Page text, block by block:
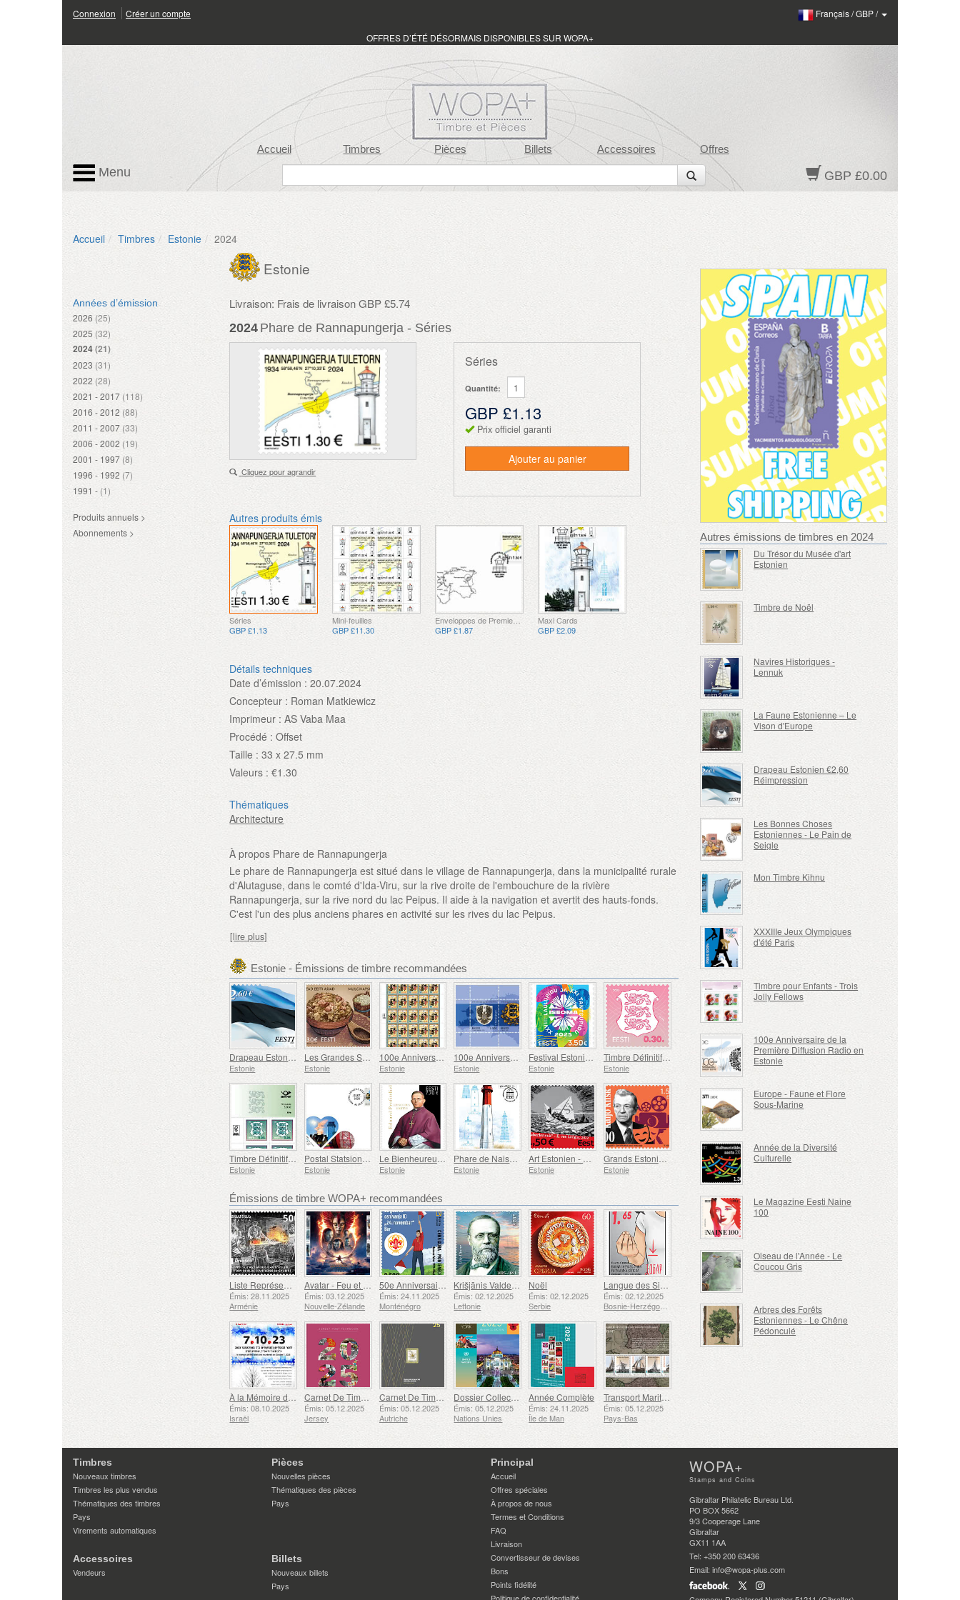
Connexion Créer un compte Français/GBP/
OFFRES D’ÉTÉ DÉSORMAIS DISPONIBLES SUR WOPA+
Accueil Timbres Pièces Billets Accessoires Offres
GBP £0.00
Menu
Accueil Timbres Estonie 2024
Années d’émission
2026 (25)
2025 (32)
2024(21)
2023 (31)
2022 (28)
2021 - 2017 (118)
2016 - 2012 (88)
2011 - 2007 (33)
2006 - 2002 (19)
2001 - 1997 (8)
1996 - 1992 (7)
1991 - (1)
Produits annuels >
Abonnements >
Estonie
Livraison: Frais de livraison GBP £5.74
2024 Phare de Rannapungerja - Séries
Cliquez pour agrandir
Séries
Quantité:
GBP £1.13
Prix officiel garanti
Ajouter au panier
Autres produits émis
Séries
GBP £1.13
Mini-feuilles
GBP £11.30
GBP £1.87
Maxi Cards
GBP £2.09
Détails techniques
Date d’émission : 20.07.2024
Concepteur : Roman Matkiewicz
Imprimeur : AS Vaba Maa
Procédé : Offset
Taille : 33 x 27.5 mm
Valeurs : €1.30
Thématiques
Architecture
À propos Phare de Rannapungerja
Le phare de Rannapungerja est situé dans le village de Rannapungerja, dans la municipalité rurale
d'Alutaguse, dans le comté d'Ida-Viru, sur la rive droite de l'embouchure de la rivière
Rannapungerja, sur la rive nord du lac Peipus. Il aide à la navigation et avertit des hauts-fonds.
C'est l'un des plus anciens phares en activité sur les rives du lac Peipus.
[lire plus]
Estonie - Émissions de timbre recommandées
Drapeau Estonien 2,60 € (réimpression)
Estonie
Les Grandes Spécialités Estoniennes - Le Ragoût de Chou Mulgi
Estonie
100e Anniversaire du Magazine Militaire Protect Home !
Estonie
100e Anniversaire des Armoiries de l'Estonie
Estonie
Festival Estonien de Chants et de Danses
Estonie
Timbre Définitif - Armoiries 0,30 € (Rose)
Estonie
Timbre Définitif - Armoiries 0,30 € (Vert)
Estonie
Postal Statsionery No 114-ESTO
Estonie
Le Bienheureux Martyr Eduard Profittlich
Estonie
Phare de Naissaar
Estonie
Art Estonien - Edward von Lõngus, Avion en Papier
Estonie
Grands Estoniens - Kaljo Kiisk 100
Estonie
Émissions de timbre WOPA+ recommandées
Liste Représentative du Patrimoine Culturel Immatériel de l'humanité de l'UNESCO - Tradition de la Forge à Gyumri
Émis: 28.11.2025
Arménie
Avatar - Feu et Cendres
Émis: 03.12.2025
Nouvelle-Zélande
50e Anniversaire de la Fondation du Bar Scout du 24 Novembre
Émis: 24.11.2025
Monténégro
Krišjānis Valdemārs
Émis: 02.12.2025
Lettonie
Noël
Émis: 02.12.2025
Serbie
Langue des Signes - Bien
Émis: 02.12.2025
Bosnie-Herzégovine - République de Srpska
À la Mémoire des Morts et des Assassinés le 7 Octobre 2023
Émis: 08.10.2025
Israël
Carnet De Timbres
Émis: 05.12.2025
Jersey
Carnet De Timbres
Émis: 05.12.2025
Autriche
Dossier Collection Annuelle (New York)
Émis: 05.12.2025
Nations Unies
Année Complète
Émis: 24.11.2025
Île de Man
Transport Maritime aux XVIIe et XVIIIe Siècles – Transport de Tourbe
Émis: 05.12.2025
Pays-Bas
Autres émissions de timbres en 2024
Du Trésor du Musée d'art
Estonien
Timbre de Noël
Navires Historiques -
Lennuk
La Faune Estonienne – Le
Vison d'Europe
Drapeau Estonien €2,60
Réimpression
Les Bonnes Choses
Estoniennes - Le Pain de
Seigle
Mon Timbre Kihnu
XXXIIIe Jeux Olympiques
d'été Paris
Timbre pour Enfants - Trois
Jolly Fellows
100e Anniversaire de la
Première Diffusion Radio en
Estonie
Europe - Faune et Flore
Sous-Marine
Année de la Diversité
Culturelle
Le Magazine Eesti Naine
100
Oiseau de l'Année - Le
Coucou Gris
Arbres des Forêts
Estoniennes - Le Chêne
Pédonculé
Timbres
Nouveaux timbres
Timbres les plus vendus
Thématiques des timbres
Pays
Virements automatiques
Pièces
Nouvelles pièces
Thématiques des pièces
Pays
Accessoires
Vendeurs
Billets
Nouveaux billets
Pays
Principal
Accueil
Offres spéciales
À propos de nous
Termes et Conditions
FAQ
Livraison
Convertisseur de devises
Bons
Points fidélité
Politique de confidentialité
WOPA+
Stamps and Coins
Gibraltar Philatelic Bureau Ltd.
PO BOX 5662
9/3 Cooperage Lane
Gibraltar
GX11 1AA
Tel: +350 200 63436
Email: info@wopa-plus.com